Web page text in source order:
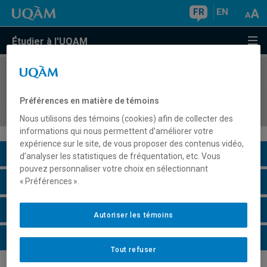
FR EN
Étudier à l'UQAM
COURS//
technique
Description du cours
Horaire - Été 2026
Horaire - Automne 2026
Horaire - Hiver 2027
Préférences en matière de témoins
Nous utilisons des témoins (cookies) afin de collecter des
informations qui nous permettent d’améliorer votre
expérience sur le site, de vous proposer des contenus vidéo,
d’analyser les statistiques de fréquentation, etc. Vous
pouvez personnaliser votre choix en sélectionnant
« Préférences ».
Tout refuser
Autoriser les témoins